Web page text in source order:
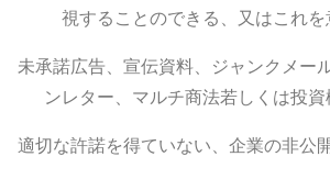
視することのできる、又はこれ
未承諾広告、宣伝資料、ジャンクメー
ンレター、マルチ商法若しくは投
適切な許諾を得ていない、企業の非公